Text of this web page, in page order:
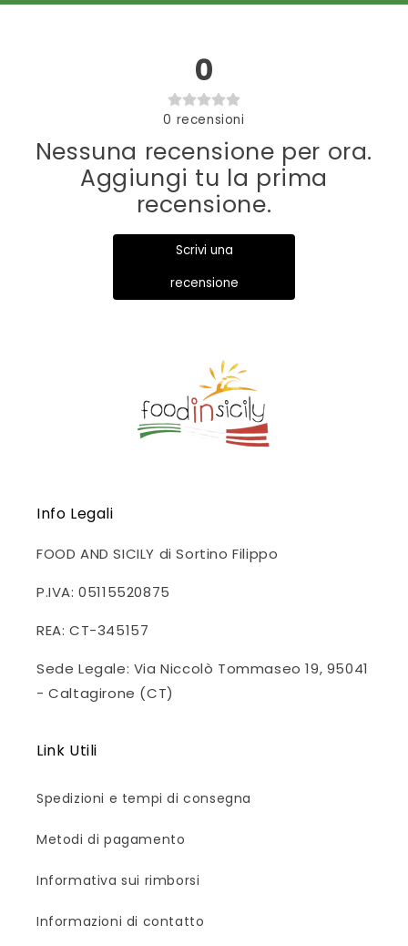
0
0 recensioni
Nessuna recensione per ora.
Aggiungi tu la prima
recensione.
Scrivi una
recensione
Info Legali
FOOD AND SICILY di Sortino Filippo
P.IVA: 05115520875
REA: CT-345157
Sede Legale: Via Niccolò Tommaseo 19, 95041
- Caltagirone (CT)
Link Utili
Spedizioni e tempi di consegna
Metodi di pagamento
Informativa sui rimborsi
Informazioni di contatto